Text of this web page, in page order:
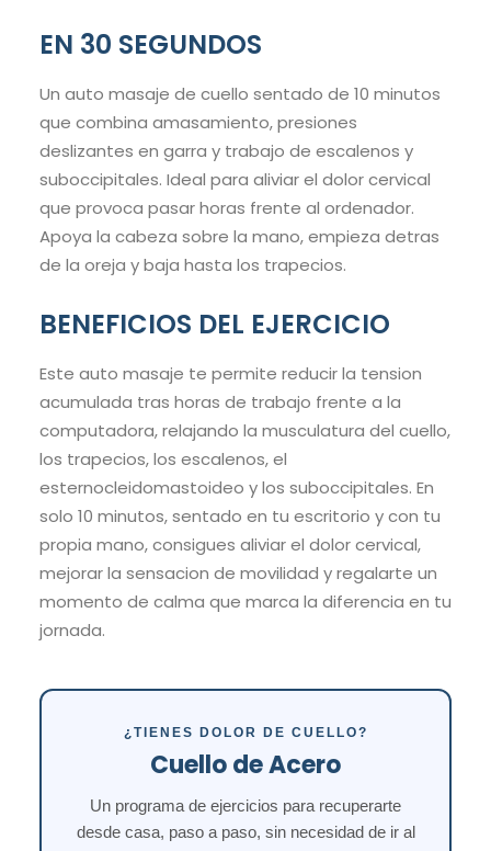
EN 30 SEGUNDOS
Un auto masaje de cuello sentado de 10 minutos
que combina amasamiento, presiones
deslizantes en garra y trabajo de escalenos y
suboccipitales. Ideal para aliviar el dolor cervical
que provoca pasar horas frente al ordenador.
Apoya la cabeza sobre la mano, empieza detras
de la oreja y baja hasta los trapecios.
BENEFICIOS DEL EJERCICIO
Este auto masaje te permite reducir la tension
acumulada tras horas de trabajo frente a la
computadora, relajando la musculatura del cuello,
los trapecios, los escalenos, el
esternocleidomastoideo y los suboccipitales. En
solo 10 minutos, sentado en tu escritorio y con tu
propia mano, consigues aliviar el dolor cervical,
mejorar la sensacion de movilidad y regalarte un
momento de calma que marca la diferencia en tu
jornada.
¿TIENES DOLOR DE CUELLO?
Cuello de Acero
Un programa de ejercicios para recuperarte
desde casa, paso a paso, sin necesidad de ir al